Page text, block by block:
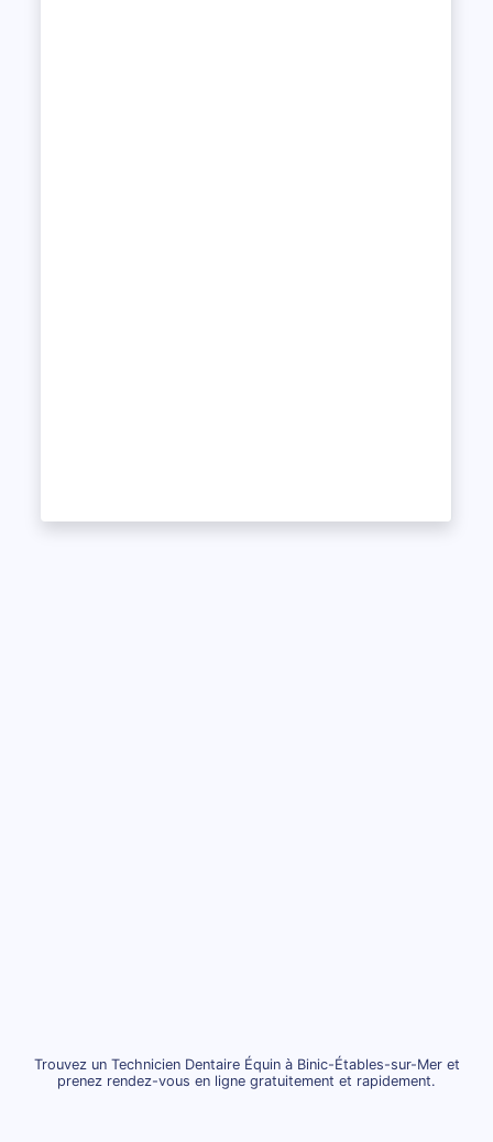
Trouvez un Technicien Dentaire Équin à Binic-Étables-sur-Mer et
prenez rendez-vous en ligne gratuitement et rapidement.